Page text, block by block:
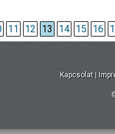
11 12 13 14 15 16
Kapcsolat |